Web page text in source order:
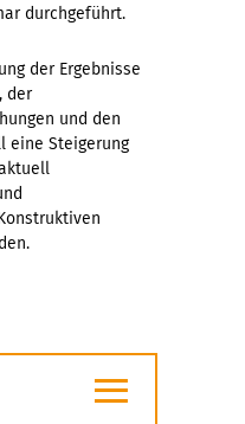
durchgeführt.
der Ergebnisse
der
und den
eine Steigerung
≡